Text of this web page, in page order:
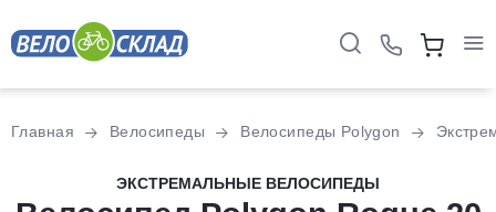
Главная Велосипеды Велосипеды Polygon
ЭКСТРЕМАЛЬНЫЕ ВЕЛОСИПЕДЫ
Разбейте